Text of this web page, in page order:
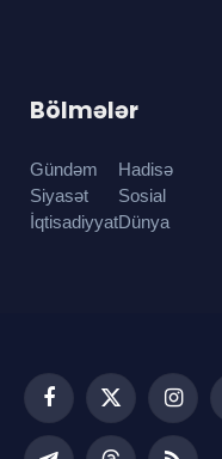
Bölmələr
Gündəm
Siyasət
İqtisadiyyat
Hadisə
Sosial
Dünya
Facebook
X
(Twitter)